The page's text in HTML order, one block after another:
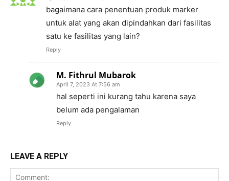
bagaimana cara penentuan produk marker
untuk alat yang akan dipindahkan dari fasilitas
satu ke fasilitas yang lain?
Reply
M. Fithrul Mubarok
April 7, 2023 At 7:56 am
hal seperti ini kurang tahu karena saya
belum ada pengalaman
Reply
LEAVE A REPLY